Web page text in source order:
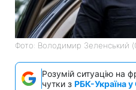
Фото: Володимир Зеленський
Розумій ситуацію на
чутки з РБК-Україна у